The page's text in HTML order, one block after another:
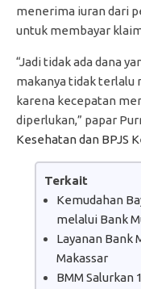
menerima iuran dari
untuk membayar
“Jadi tidak ada dana
makanya tidak terlalu
karena kecepatan
diperlukan,” papar
Kesehatan dan BPJS
Terkait
Kemudahan
melalui Bank
Layanan Bank
Makassar
BMM Salurkan